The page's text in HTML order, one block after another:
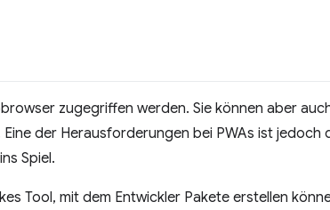
zugegriffen werden. Sie können aber
Eine der Herausforderungen bei PWAs ist jedoch
ins Spiel.
Tool, mit dem Entwickler Pakete erstellen